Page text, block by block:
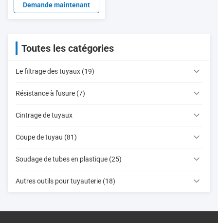
plastique 220v Facile à
utiliser
Demande maintenant
Toutes les catégories
Le filtrage des tuyaux (19)
Résistance à l'usure (7)
Cintrage de tuyaux
Coupe de tuyau (81)
Soudage de tubes en plastique (25)
Autres outils pour tuyauterie (18)